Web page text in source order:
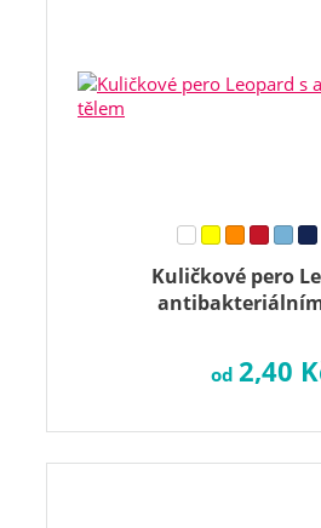
Kuličkové pero
od 2,40